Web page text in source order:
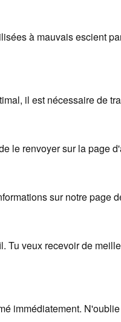
à mauvais escient
il est nécessaire de
le renvoyer sur la page
sur notre page
Tu veux recevoir de
immédiatement.